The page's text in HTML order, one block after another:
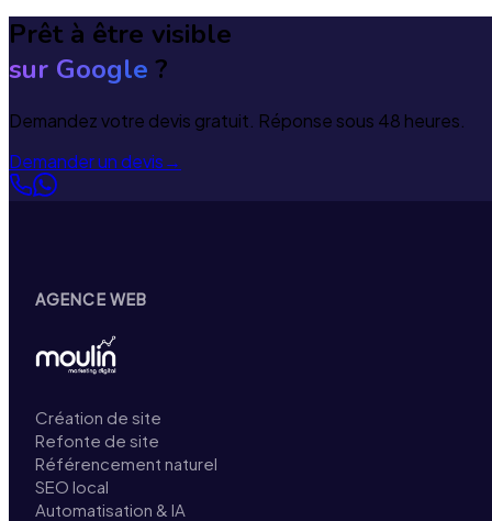
Prêt à être visible
sur Google ?
Demandez votre devis gratuit. Réponse sous 48 heures.
Demander un devis→
AGENCE WEB
Création de site
Refonte de site
Référencement naturel
SEO local
Automatisation & IA